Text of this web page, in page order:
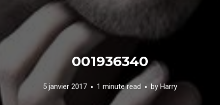
001936340
5 janvier 2017 1 minute read byHarry